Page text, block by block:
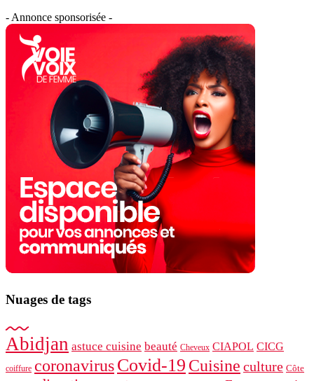
- Annonce sponsorisée -
Nuages ​​de tags
Abidjan astuce cuisine beauté Cheveux CIAPOL CICG
coiffure coronavirusCovid-19 Cuisine culture Côte